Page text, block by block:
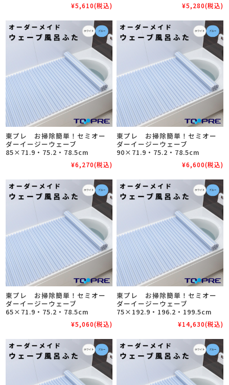
¥5,610(税込) ¥5,280(税込)
東プレ お掃除簡単！セミオー
ダーイージーウェーブ
85×71.9・75.2・78.5cm
¥6,270(税込)
東プレ お掃除簡単！セミオー
ダーイージーウェーブ
90×71.9・75.2・78.5cm
¥6,600(税込)
東プレ お掃除簡単！セミオー
ダーイージーウェーブ
65×71.9・75.2・78.5cm
¥5,060(税込)
東プレ お掃除簡単！セミオー
ダーイージーウェーブ
75×192.9・196.2・199.5cm
¥14,630(税込)